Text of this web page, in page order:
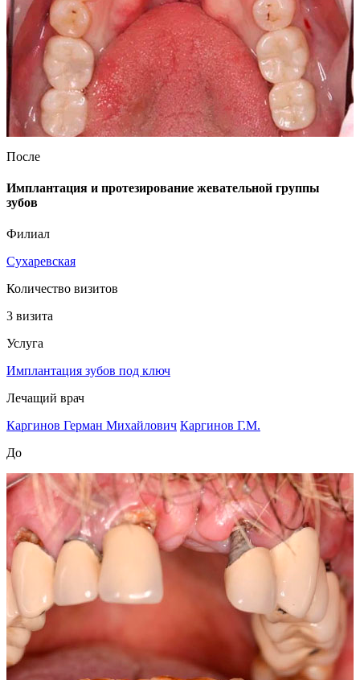
После
Имплантация и протезирование жевательной группы
зубов
Филиал
Сухаревская
Количество визитов
3 визита
Услуга
Имплантация зубов под ключ
Лечащий врач
Каргинов Герман Михайлович Каргинов Г.М.
До